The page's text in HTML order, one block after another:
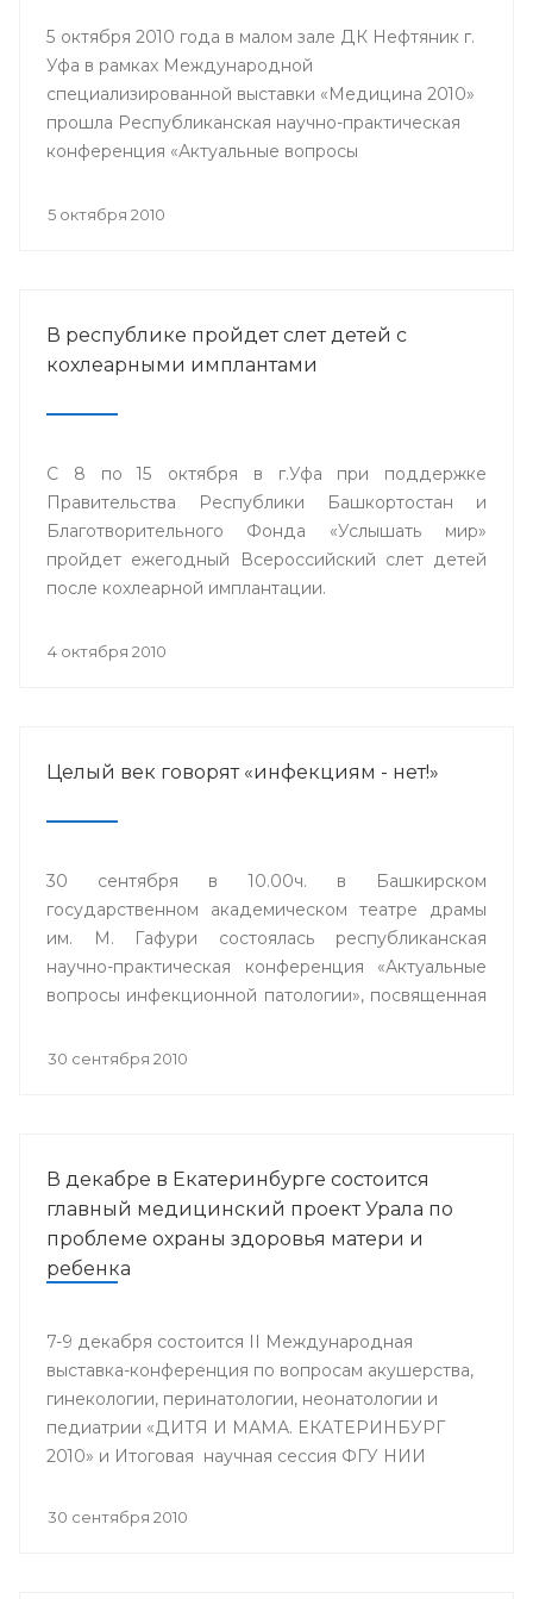
5 октября 2010 года в малом зале ДК Нефтяник г.
Уфа в рамках Международной
специализированной выставки «Медицина 2010»
прошла Республиканская научно-практическая
конференция «Актуальные вопросы
5 октября 2010
В республике пройдет слет детей с
кохлеарными имплантами
С 8 по 15 октября в г.Уфа при поддержке
Правительства Республики Башкортостан и
Благотворительного Фонда «Услышать мир»
пройдет ежегодный Всероссийский слет детей
после кохлеарной имплантации.
4 октября 2010
Целый век говорят «инфекциям - нет!»
30 сентября в 10.00ч. в Башкирском
государственном академическом театре драмы
им. М. Гафури состоялась республиканская
научно-практическая конференция «Актуальные
вопросы инфекционной патологии», посвященная
№4 города Уфы.
30 сентября 2010
В декабре в Екатеринбурге состоится
главный медицинский проект Урала по
проблеме охраны здоровья матери и
ребенка
7-9 декабря состоится II Международная
выставка-конференция по вопросам акушерства,
гинекологии, перинатологии, неонатологии и
педиатрии «ДИТЯ И МАМА. ЕКАТЕРИНБУРГ
2010» и Итоговая научная сессия ФГУ НИИ
УГМА, посвященная 25-летию кафедры.
30 сентября 2010